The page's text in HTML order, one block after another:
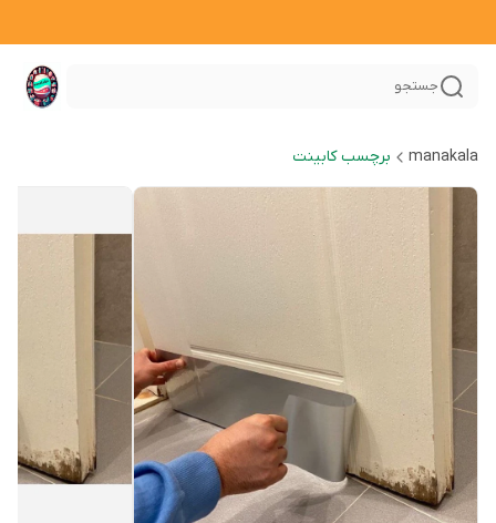
جستجو
manakala برچسب کابینت